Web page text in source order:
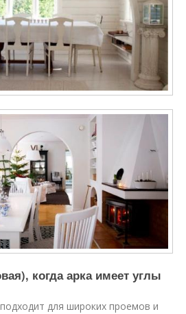
когда арка имеет углы
для широких проемов и